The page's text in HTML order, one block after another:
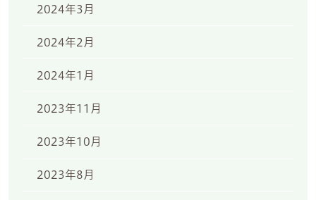
2024年3月
2024年2月
2024年1月
2023年11月
2023年10月
2023年8月